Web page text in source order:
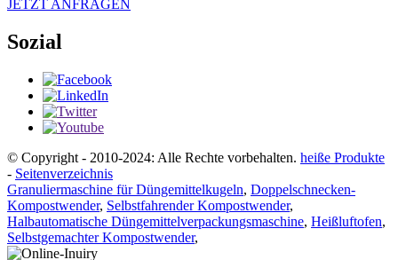
JETZT ANFRAGEN
Sozial
© Copyright - 2010-2024: Alle Rechte vorbehalten. heiße Produkte
- Seitenverzeichnis
Granuliermaschine für Düngemittelkugeln, Doppelschnecken-
Kompostwender, Selbstfahrender Kompostwender,
Halbautomatische Düngemittelverpackungsmaschine, Heißluftofen,
Selbstgemachter Kompostwender,